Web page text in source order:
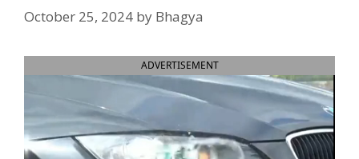
October 25, 2024 by Bhagya
ADVERTISEMENT